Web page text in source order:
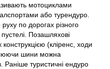
мотоциклами
або турендуро.
по дорогах різного
Позашляхові
(кліренс, ходи
шини можна
Раніше туристичні ендуро